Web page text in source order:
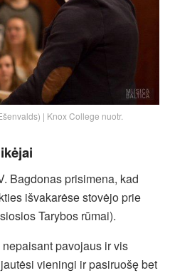
| Knox College nuotr.
Bagdonas prisimena, kad
išvakarėse stovėjo prie
Tarybos rūmai).
pavojaus ir vis
vieningi ir pasiruošę bet